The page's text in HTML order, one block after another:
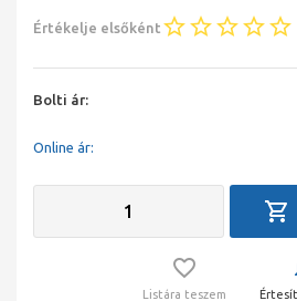
Értékelje elsőként
Bolti ár:
Online ár:
Listára teszem